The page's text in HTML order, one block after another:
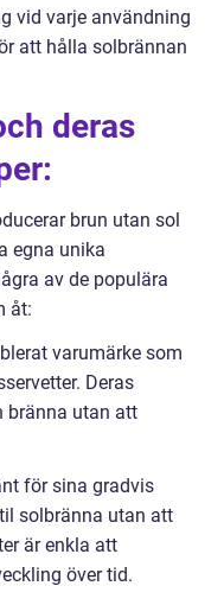
vid varje användning
att hålla solbrännan
deras
brun utan sol
egna unika
av de populära
åt:
varumärke som
Deras
bränna utan att
för sina gradvis
solbränna utan att
är enkla att
över tid.